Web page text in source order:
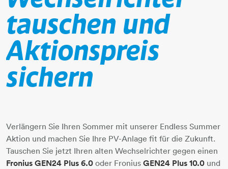
tauschen und
Aktionspreis
sichern
Verlängern Sie Ihren Sommer mit unserer Endless Summer
Aktion und machen Sie Ihre PV-Anlage fit für die Zukunft.
Tauschen Sie jetzt Ihren alten Wechselrichter gegen einen
Fronius GEN24 Plus 6.0 oder Fronius GEN24 Plus 10.0 und